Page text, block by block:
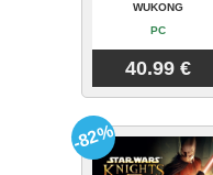
WUKONG
PC
40.99 €
-82%